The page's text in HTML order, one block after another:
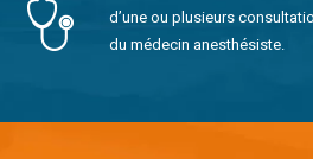
d’une ou plusieurs
du médecin anesthésiste.